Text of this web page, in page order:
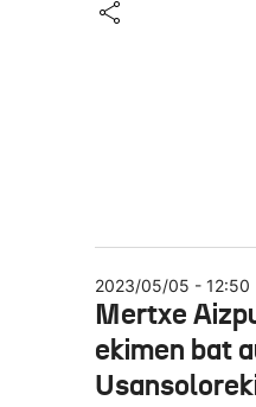
2023/05/05 - 12:50
Mertxe
ekimen bat